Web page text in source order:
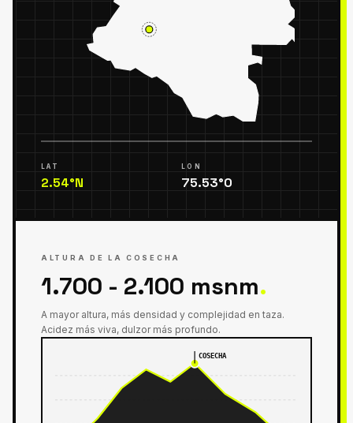
LAT
2.54°N
LON
75.53°O
ALTURA DE LA COSECHA
1.700 - 2.100 msnm.
A mayor altura, más densidad y complejidad en taza.
Acidez más viva, dulzor más profundo.
COSECHA